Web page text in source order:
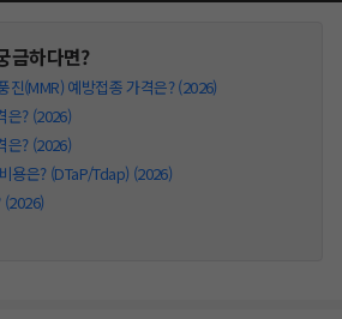
금하다면?
진(MMR) 예방접종 가격은? (2026)
은? (2026)
은? (2026)
용은? (DTaP/Tdap) (2026)